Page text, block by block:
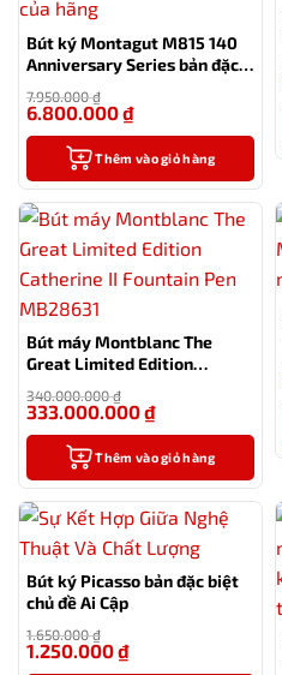
Bút ký Montagut M815 140
Anniversary Series bản đặc
hãng
7.950.000₫
6.800.000₫
Thêm vào giỏ hàng
Bút máy Montblanc The
Great Limited Edition
MB28631
340.000.000₫
333.000.000₫
Thêm vào giỏ hàng
Bút ký Picasso bản đặc biệt
chủ đề Ai Cập
1.650.000₫
1.250.000₫